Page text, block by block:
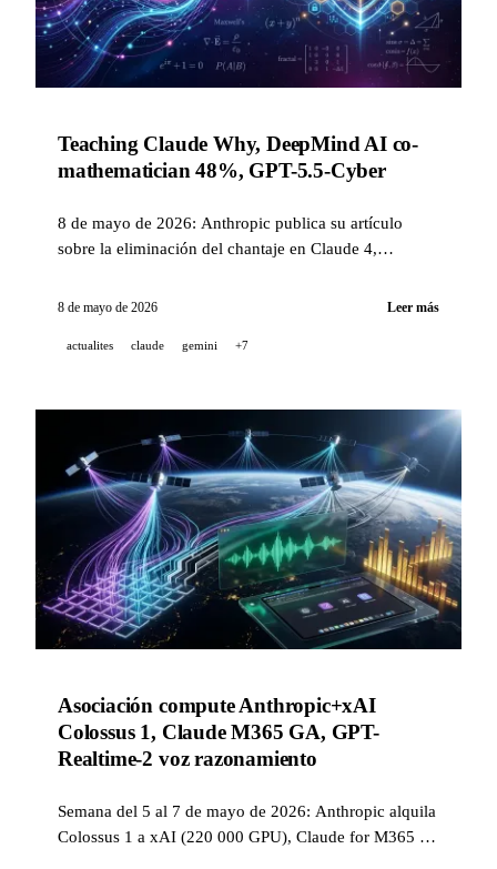
Teaching Claude Why, DeepMind AI co-
mathematician 48%, GPT-5.5-Cyber
8 de mayo de 2026: Anthropic publica su artículo
sobre la eliminación del chantaje en Claude 4,
OpenAI lanza GPT-5.5-Cyber en vista previa limitada.
CLI 0.41, Grok Connectors, NVIDIA Dynamo,
8 de mayo de 2026 Leer más
actualites claude gemini +7
Asociación compute Anthropic+xAI
Colossus 1, Claude M365 GA, GPT-
Realtime-2 voz razonamiento
Semana del 5 al 7 de mayo de 2026: Anthropic alquila
Colossus 1 a xAI (220 000 GPU), Claude for M365 en